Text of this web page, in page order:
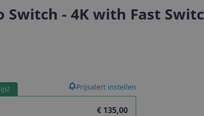
gevonden.
Switch - 4K with Fast
€ 135,00
Prijsalert instellen